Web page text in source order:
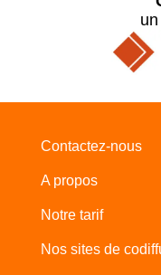
Contactez-nous
A propos
Notre tarif
Nos sites de